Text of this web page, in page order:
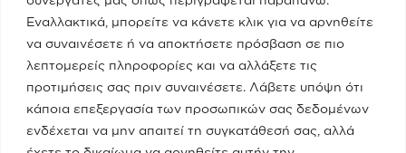
Εναλλακτικά, μπορείτε να κάνετε κλικ για να αρνηθείτε
να συναινέσετε ή να αποκτήσετε πρόσβαση σε πιο
λεπτομερείς πληροφορίες και να αλλάξετε τις
προτιμήσεις σας πριν συναινέσετε. Λάβετε υπόψη ότι
κάποια επεξεργασία των προσωπικών σας δεδομένων
ενδέχεται να μην απαιτεί τη συγκατάθεσή σας, αλλά
Το Υπουργείο
Πειραιάς - Νησιά
Media